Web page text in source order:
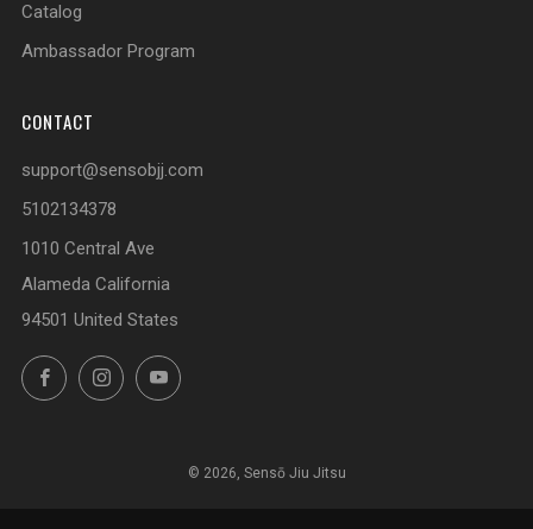
Catalog
Ambassador Program
CONTACT
support@sensobjj.com
5102134378
1010 Central Ave
Alameda California
94501 United States
FacebookInstagramYouTube
© 2026, Sensō Jiu Jitsu